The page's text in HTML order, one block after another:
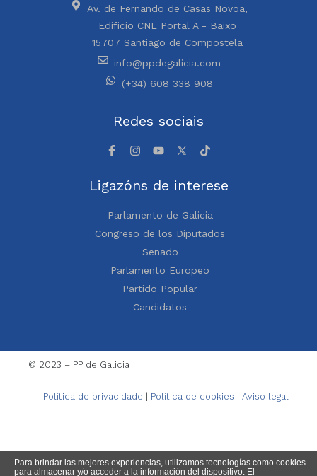
Av. de Fernando de Casas Novoa,
Edificio CNL Portal A - Baixo
15707 Santiago de Compostela
info@ppdegalicia.com
(+34) 608 338 908
Redes sociais
Ligazóns de interese
Parlamento de Galicia
Congreso de los Diputados
Senado
Parlamento Europeo
Partido Popular
Candidatos
© 2023 – PP de Galicia
Política de privacidade Política de cookies Aviso legal
Para brindar las mejores experiencias, utilizamos tecnologías como cookies
para almacenar y/o acceder a la información del dispositivo. El